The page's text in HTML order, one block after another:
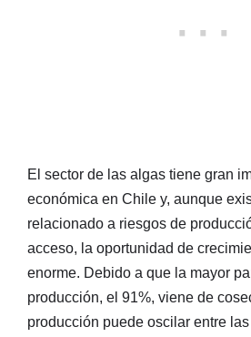
El sector de las algas tiene gran
económica en Chile y, aunque
relacionado a riesgos de
acceso, la oportunidad de
enorme. Debido a que la mayor
producción, el 91%, viene de
producción puede oscilar entre